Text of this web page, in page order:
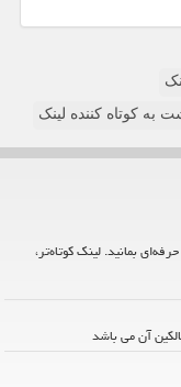
به کوتاه کننده لینک
بمانید. لینک کوتاه‌تر،